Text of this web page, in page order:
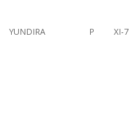
YUNDIRA P XI-7